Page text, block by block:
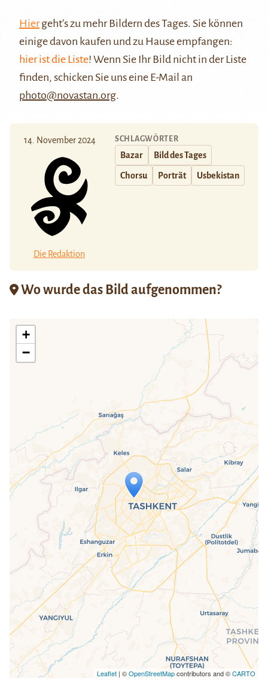
Hiergeht’s zu mehr Bildern des Tages. Sie können
einige davon kaufen und zu Hause empfangen:
hier ist die Liste! Wenn Sie Ihr Bild nicht in der Liste
finden, schicken Sie uns eine E-Mail an
photo@novastan.org.
14. November 2024
Die Redaktion
SCHLAGWÖRTER
Bazar Bild des Tages
Chorsu Porträt Usbekistan
Wo wurde das Bild aufgenommen?
Travelers' Map wird geladen …
Wenn du dies siehst, nachdem deine
Seite vollständig geladen wurde,
fehlen leafletJS-Dateien.
+
−
Leaflet| ©OpenStreetMapcontributors and ©CARTO